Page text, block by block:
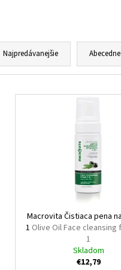
Najpredávanejšie Abecedne
Macrovita Čistiaca pena
1 Olive Oil Face cleansing
1
Skladom
€12,79